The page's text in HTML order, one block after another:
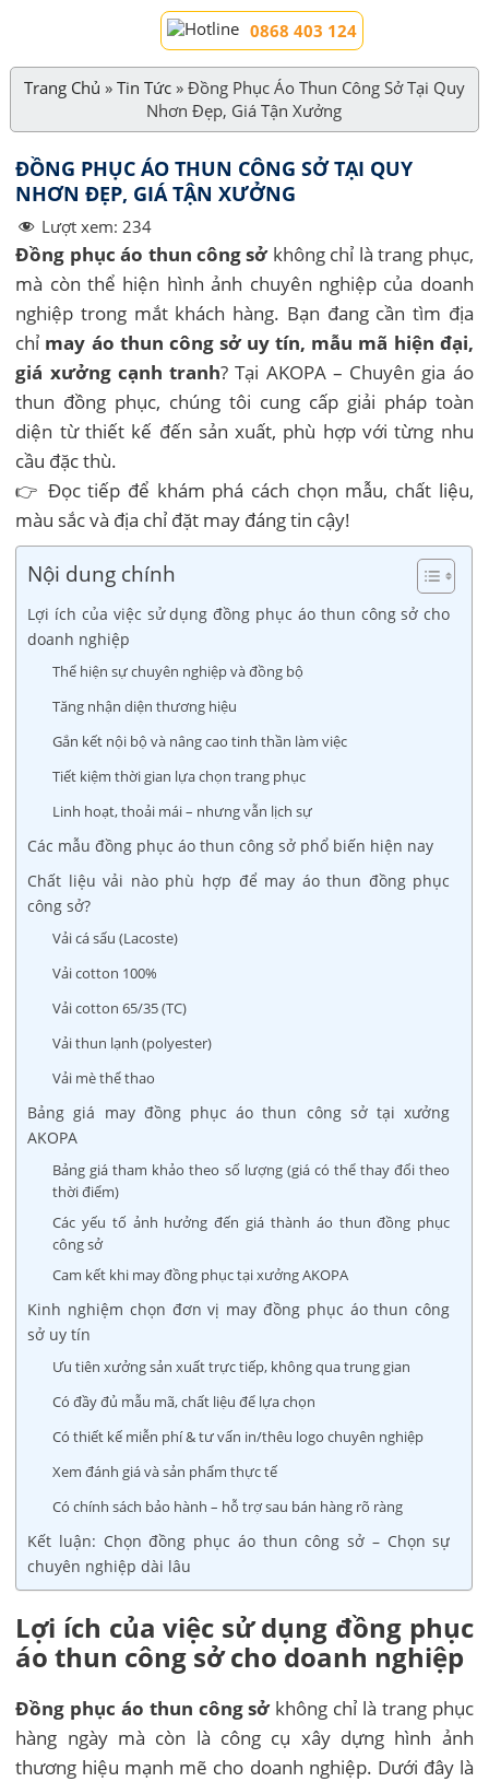
0868 403 124
Trang Chủ » Tin Tức» Đồng Phục Áo Thun Công Sở Tại Quy
Nhơn Đẹp, Giá Tận Xưởng
ĐỒNG PHỤC ÁO THUN CÔNG SỞ TẠI QUY
NHƠN ĐẸP, GIÁ TẬN XƯỞNG
Lượt xem: 234
Đồng phục áo thun công sởkhông chỉ là trang phục,
mà còn thể hiện hình ảnh chuyên nghiệp của doanh
nghiệp trong mắt khách hàng. Bạn đang cần tìm địa
chỉ may áo thun công sở uy tín, mẫu mã hiện đại,
giá xưởng cạnh tranh? Tại AKOPA – Chuyên gia áo
thun đồng phục, chúng tôi cung cấp giải pháp toàn
diện từ thiết kế đến sản xuất, phù hợp với từng nhu
cầu đặc thù.
👉 Đọc tiếp để khám phá cách chọn mẫu, chất liệu,
màu sắc và địa chỉ đặt may đáng tin cậy!
Nội dung chính
Lợi ích của việc sử dụng đồng phục áo thun công sở cho
doanh nghiệp
Thể hiện sự chuyên nghiệp và đồng bộ
Tăng nhận diện thương hiệu
Gắn kết nội bộ và nâng cao tinh thần làm việc
Tiết kiệm thời gian lựa chọn trang phục
Linh hoạt, thoải mái – nhưng vẫn lịch sự
Các mẫu đồng phục áo thun công sở phổ biến hiện nay
Chất liệu vải nào phù hợp để may áo thun đồng phục
công sở?
Vải cá sấu (Lacoste)
Vải cotton 100%
Vải cotton 65/35 (TC)
Vải thun lạnh (polyester)
Vải mè thể thao
Bảng giá may đồng phục áo thun công sở tại xưởng
AKOPA
Bảng giá tham khảo theo số lượng (giá có thể thay đổi theo
thời điểm)
Các yếu tố ảnh hưởng đến giá thành áo thun đồng phục
công sở
Cam kết khi may đồng phục tại xưởng AKOPA
Kinh nghiệm chọn đơn vị may đồng phục áo thun công
sở uy tín
Ưu tiên xưởng sản xuất trực tiếp, không qua trung gian
Có đầy đủ mẫu mã, chất liệu để lựa chọn
Có thiết kế miễn phí & tư vấn in/thêu logo chuyên nghiệp
Xem đánh giá và sản phẩm thực tế
Có chính sách bảo hành – hỗ trợ sau bán hàng rõ ràng
Kết luận: Chọn đồng phục áo thun công sở – Chọn sự
chuyên nghiệp dài lâu
Lợi ích của việc sử dụng đồng phục
áo thun công sở cho doanh nghiệp
Đồng phục áo thun công sởkhông chỉ là trang phục
hàng ngày mà còn là công cụ xây dựng hình ảnh
thương hiệu mạnh mẽ cho doanh nghiệp. Dưới đây là